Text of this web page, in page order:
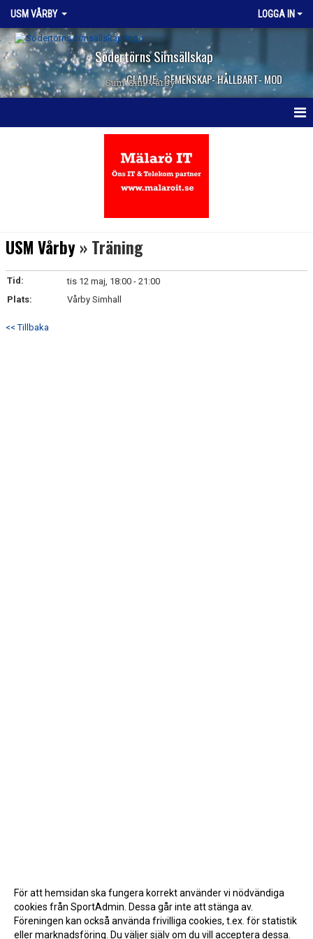
USM VÅRBY LOGGA IN
Södertörns Simsällskap
GLÄDJE - GEMENSKAP- HÅLLBART- MOD
Sum-Sim Vårby
USM Vårby » Träning
Tid:
tis 12 maj, 18:00 - 21:00
Plats:
Vårby Simhall
<< Tillbaka
För att hemsidan ska fungera korrekt använder vi nödvändiga
cookies från SportAdmin. Dessa går inte att stänga av.
Föreningen kan också använda frivilliga cookies, t.ex. för statistik
eller marknadsföring. Du väljer själv om du vill acceptera dessa.